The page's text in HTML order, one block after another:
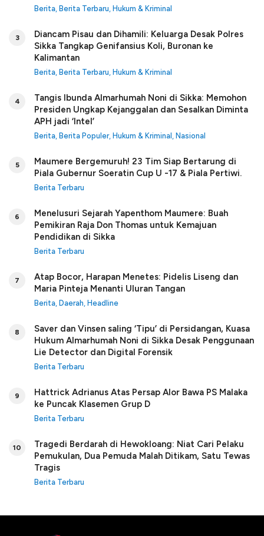
Berita, Berita Terbaru, Hukum & Kriminal
3
Diancam Pisau dan Dihamili: Keluarga Desak Polres
Sikka Tangkap Genifansius Koli, Buronan ke
Kalimantan
Berita, Berita Terbaru, Hukum & Kriminal
4
Tangis Ibunda Almarhumah Noni di Sikka: Memohon
Presiden Ungkap Kejanggalan dan Sesalkan Diminta
APH jadi ‘Intel’
Berita, Berita Populer, Hukum & Kriminal , Nasional
5
Maumere Bergemuruh! 23 Tim Siap Bertarung di
Piala Gubernur Soeratin Cup U -17 & Piala Pertiwi.
Berita Terbaru
6
Menelusuri Sejarah Yapenthom Maumere: Buah
Pemikiran Raja Don Thomas untuk Kemajuan
Pendidikan di Sikka
Berita Terbaru
7
Atap Bocor, Harapan Menetes: Pidelis Liseng dan
Maria Pinteja Menanti Uluran Tangan
Berita, Daerah, Headline
8
Saver dan Vinsen saling ‘Tipu’ di Persidangan, Kuasa
Hukum Almarhumah Noni di Sikka Desak Penggunaan
Lie Detector dan Digital Forensik
Berita Terbaru
9
Hattrick Adrianus Atas Persap Alor Bawa PS Malaka
ke Puncak Klasemen Grup D
Berita Terbaru
10
Tragedi Berdarah di Hewokloang: Niat Cari Pelaku
Pemukulan, Dua Pemuda Malah Ditikam, Satu Tewas
Tragis
Berita Terbaru